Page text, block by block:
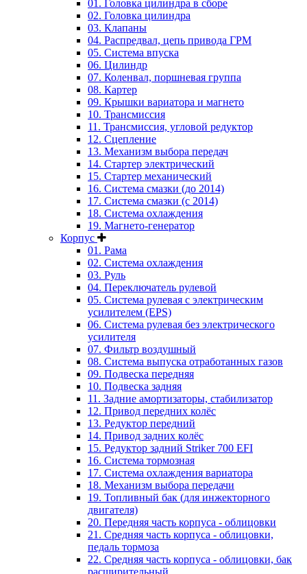
01. Головка цилиндра в сборе
02. Головка цилиндра
03. Клапаны
04. Распредвал, цепь привода ГРМ
05. Система впуска
06. Цилиндр
07. Коленвал, поршневая группа
08. Картер
09. Крышки вариатора и магнето
10. Трансмиссия
11. Трансмиссия, угловой редуктор
12. Сцепление
13. Механизм выбора передач
14. Стартер электрический
15. Стартер механический
16. Система смазки (до 2014)
17. Система смазки (с 2014)
18. Система охлаждения
19. Магнето-генератор
Корпус
01. Рама
02. Система охлаждения
03. Руль
04. Переключатель рулевой
05. Система рулевая с электрическим
усилителем (EPS)
06. Система рулевая без электрического
усилителя
07. Фильтр воздушный
08. Система выпуска отработанных газов
09. Подвеска передняя
10. Подвеска задняя
11. Задние амортизаторы, стабилизатор
12. Привод передних колёс
13. Редуктор передний
14. Привод задних колёс
15. Редуктор задний Striker 700 EFI
16. Система тормозная
17. Система охлаждения вариатора
18. Механизм выбора передачи
19. Топливный бак (для инжекторного
двигателя)
20. Передняя часть корпуса - облицовки
21. Средняя часть корпуса - облицовки,
педаль тормоза
22. Средняя часть корпуса - облицовки, бак
расширительный